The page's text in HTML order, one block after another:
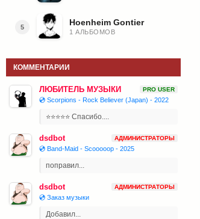
5 Hoenheim Gontier
1 АЛЬБОМОВ
КОММЕНТАРИИ
ЛЮБИТЕЛЬ МУЗЫКИ PRO USER
💿 Scorpions - Rock Believer (Japan) - 2022
⭐⭐⭐⭐⭐ Спасибо....
dsdbot АДМИНИСТРАТОРЫ
💿 Band-Maid - Scooooop - 2025
поправил...
dsdbot АДМИНИСТРАТОРЫ
💿 Заказ музыки
Добавил...